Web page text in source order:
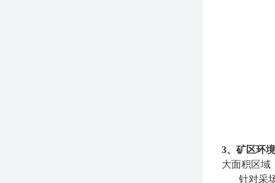
3、矿区环
大面积区域
针对采